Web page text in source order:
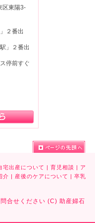
東陽3-
２番出
」２番出
停前すぐ
宅出産について | 育児相談 | ア
介 | 産後のケアについて | 卒乳
合せください (C) 助産婦石